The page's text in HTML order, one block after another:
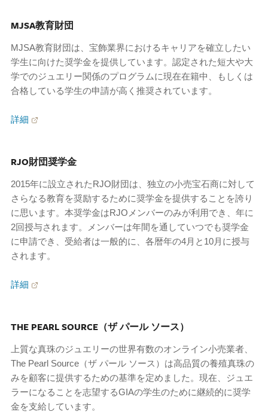
MJSA教育財団
MJSA教育財団は、宝飾業界におけるキャリアを確立したい
学生に向けた奨学金を提供しています。認定された短大や大
学でのジュエリー関係のプログラムに現在在籍中、もしくは
合格している学生の申請が高く推奨されています。
詳細
RJO財団奨学金
2015年に設立されたRJO財団は、独立の小売宝石商に対して
さらなる教育を奨励するために奨学金を提供することを誇り
に思います。本奨学金はRJOメンバーのみが利用でき、年に
2回授与されます。メンバーは年間を通していつでも奨学金
に申請でき、受給者は一般的に、各暦年の4月と10月に授与
されます。
詳細
THE PEARL SOURCE（ザ パール ソース）
上質な真珠のジュエリーの世界有数のオンライン小売業者、
The Pearl Source（ザ パール ソース）は高品質の養殖真珠の
みを顧客に提供するための基準を定めました。現在、ジュエ
ラーになることを志望するGIAの学生のために継続的に奨学
金を支給しています。